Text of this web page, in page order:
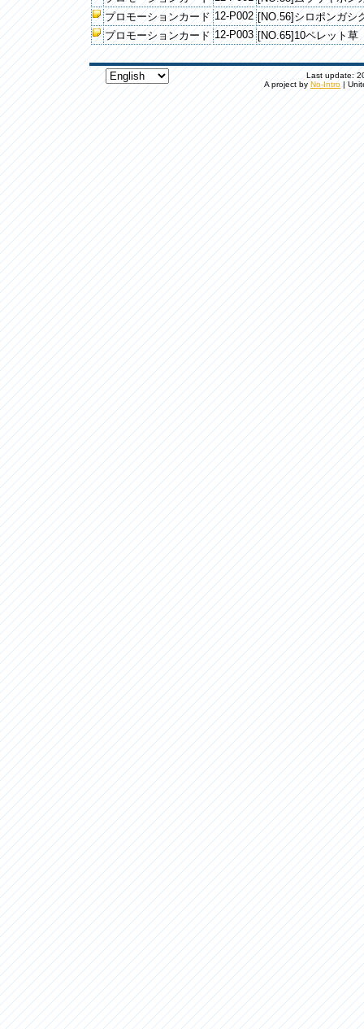
プロモーションカード 12-P002 [NO.56]シロポンガシ
プロモーションカード 12-P003 [NO.65]10ペレット草
Last update:
A project byNo-Intro |